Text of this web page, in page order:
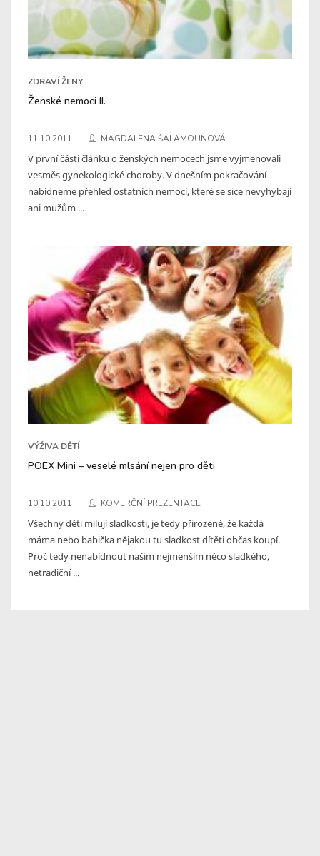
ZDRAVÍ ŽENY
Ženské nemoci II.
11.10.2011 MAGDALENA ŠALAMOUNOVÁ
V první části článku o ženských nemocech jsme vyjmenovali
vesměs gynekologické choroby. V dnešním pokračování
nabídneme přehled ostatních nemocí, které se sice nevyhýbají
ani mužům ...
VÝŽIVA DĚTÍ
POEX Mini – veselé mlsání nejen pro děti
10.10.2011 KOMERČNÍ PREZENTACE
Všechny děti milují sladkosti, je tedy přirozené, že každá
máma nebo babička nějakou tu sladkost dítěti občas koupí.
Proč tedy nenabídnout našim nejmenším něco sladkého,
netradiční ...